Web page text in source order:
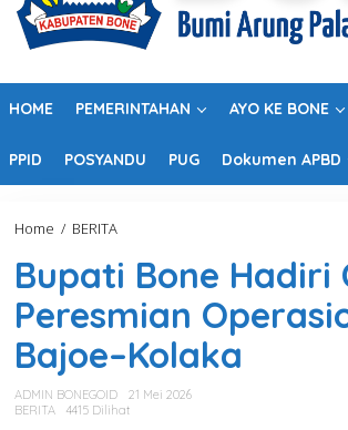
HOME PEMERINTAHAN AYO KE BONE
PPID POSYANDU PUG Dokumen APBD
Home / BERITA
p
a
t
e
Bupati Bone Hadiri
Peresmian
Bajoe–Kolaka
ADMIN BONEGOID
21 Mei 2026
BERITA
4415 Dilihat